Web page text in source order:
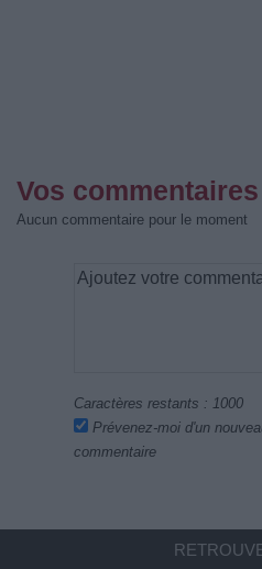
Vos commentaires
Aucun commentaire pour le moment
Caractères restants : 1000
Prévenez-moi d'un
commentaire